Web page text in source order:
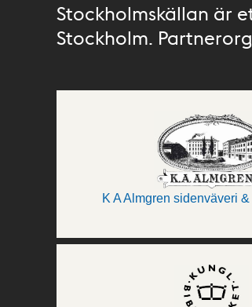
Stockholmskällan är
Stockholm.
K A Almgren sidenväveri